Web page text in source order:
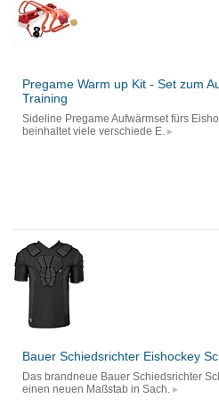
Pregame Warm up Kit - Set zum
Training
Sideline Pregame Aufwärmset fürs
beinhaltet viele verschiede E.
Bauer Schiedsrichter Eishockey
Das brandneue Bauer Schiedsrichter
einen neuen Maßstab in Sach.